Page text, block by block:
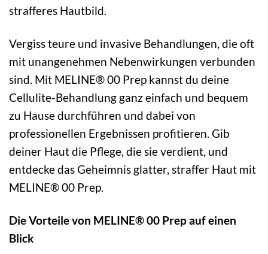
strafferes Hautbild.
Vergiss teure und invasive Behandlungen, die oft
mit unangenehmen Nebenwirkungen verbunden
sind. Mit MELINE® 00 Prep kannst du deine
Cellulite-Behandlung ganz einfach und bequem
zu Hause durchführen und dabei von
professionellen Ergebnissen profitieren. Gib
deiner Haut die Pflege, die sie verdient, und
entdecke das Geheimnis glatter, straffer Haut mit
MELINE® 00 Prep.
Die Vorteile von MELINE® 00 Prep auf einen
Blick